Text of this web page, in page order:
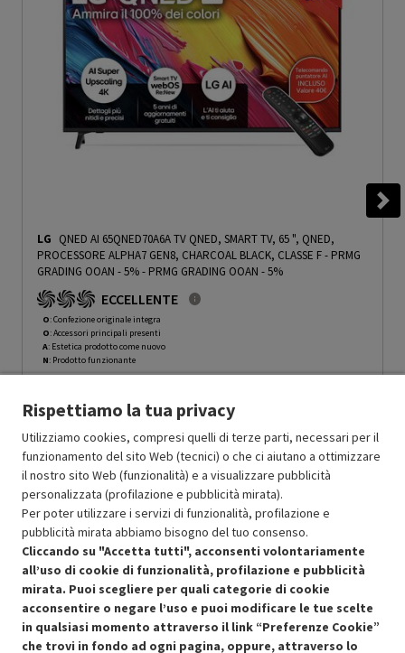
LG QNED AI 65QNED70A6A TV QNED, SMART TV, 65 ", QNED,
PROCESSORE ALPHA7 GEN8, CHARCOAL BLACK, CLASSE F - PRMG
GRADING OOAN - 5%- PRMG GRADING OOAN - 5%
ECCELLENTE
O: Confezione originale integra
O: Accessori principali presenti
A: Estetica prodotto come nuovo
N: Prodotto funzionante
Ricondizionato Prezzo ridotto da
568.09a-14.99%
In Promozione 482.88
Aggiungi al carrello
OFFERTE IMPERDIBILI
Risparmio garantito rispetto al corrispondente prodotto nuovo.
Rispettiamo la tua privacy
Utilizziamo cookies, compresi quelli di terze parti, necessari per il
funzionamento del sito Web (tecnici) o che ci aiutano a ottimizzare
il nostro sito Web (funzionalità) e a visualizzare pubblicità
personalizzata (profilazione e pubblicità mirata).
Per poter utilizzare i servizi di funzionalità, profilazione e
pubblicità mirata abbiamo bisogno del tuo consenso.
Cliccando su "Accetta tutti", acconsenti volontariamente
all’uso di cookie di funzionalità, profilazione e pubblicità
mirata. Puoi scegliere per quali categorie di cookie
acconsentire o negare l’uso e puoi modificare le tue scelte
in qualsiasi momento attraverso il link “Preferenze Cookie”
che trovi in fondo ad ogni pagina, oppure, attraverso lo